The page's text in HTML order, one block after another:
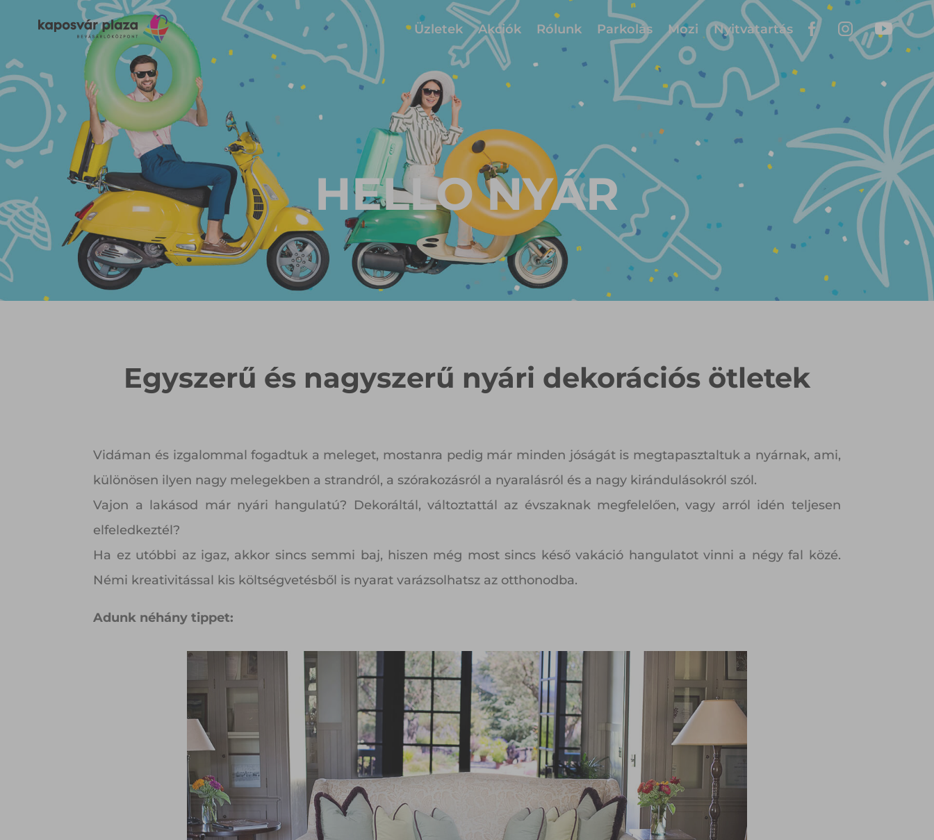
Üzletek Akciók Rólunk Parkolás Mozi Nyitvatartás
HELLO NYÁR
Egyszerű és nagyszerű nyári dekorációs ötletek
Vidáman és izgalommal fogadtuk a meleget, mostanra pedig már minden jóságát is megtapasztaltuk a nyárnak, ami,
különösen ilyen nagy melegekben a strandról, a szórakozásról a nyaralásról és a nagy kirándulásokról szól.
Vajon a lakásod már nyári hangulatú? Dekoráltál, változtattál az évszaknak megfelelően, vagy arról idén teljesen
elfeledkeztél?
Ha ez utóbbi az igaz, akkor sincs semmi baj, hiszen még most sincs késő vakáció hangulatot vinni a négy fal közé.
Némi kreativitással kis költségvetésből is nyarat varázsolhatsz az otthonodba.
Adunk néhány tippet: